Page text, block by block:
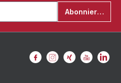
Abonnieren